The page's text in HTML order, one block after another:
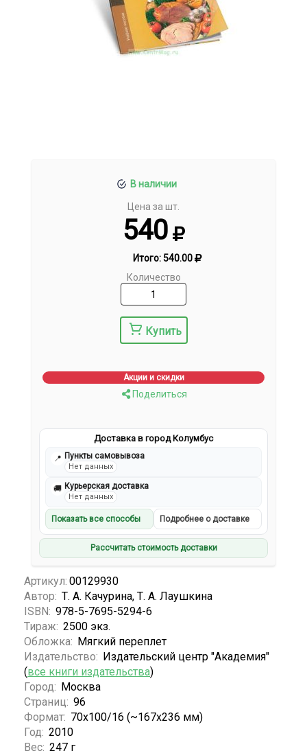
В наличии
Цена за шт.
540
Итого:540.00
Количество
Купить
Акции и скидки
Поделиться
Доставка в город Колумбус
📍 Пункты самовывоза
Нет данных
🚚 Курьерская доставка
Нет данных
Показать все способы Подробнее о доставке
Рассчитать стоимость доставки
Артикул: 00129930
Автор: Т. А. Качурина, Т. А. Лаушкина
ISBN: 978-5-7695-5294-6
Тираж: 2500 экз.
Обложка: Мягкий переплет
Издательство: Издательский центр "Академия"
(все книги издательства)
Город: Москва
Страниц: 96
Формат: 70x100/16 (~167x236 мм)
Год: 2010
Вес: 247 г